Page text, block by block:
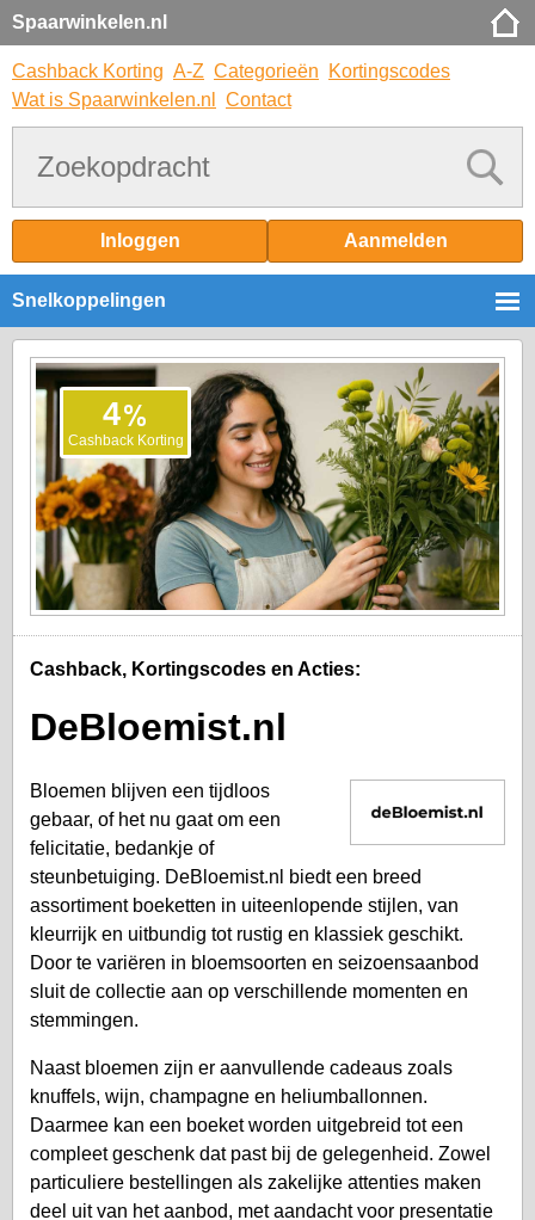
Spaarwinkelen.nl
Cashback Korting A-Z Categorieën
Kortingscodes
Wat is Spaarwinkelen.nl
Contact
Inloggen Aanmelden
Snelkoppelingen
4%
Cashback Korting
Cashback, Kortingscodes en Acties:
DeBloemist.nl
Bloemen blijven een tijdloos
gebaar, of het nu gaat om een
felicitatie, bedankje of
steunbetuiging. DeBloemist.nl biedt een breed
assortiment boeketten in uiteenlopende stijlen, van
kleurrijk en uitbundig tot rustig en klassiek geschikt.
Door te variëren in bloemsoorten en seizoensaanbod
sluit de collectie aan op verschillende momenten en
stemmingen.
Naast bloemen zijn er aanvullende cadeaus zoals
knuffels, wijn, champagne en heliumballonnen.
Daarmee kan een boeket worden uitgebreid tot een
compleet geschenk dat past bij de gelegenheid. Zowel
particuliere bestellingen als zakelijke attenties maken
deel uit van het aanbod, met aandacht voor presentatie